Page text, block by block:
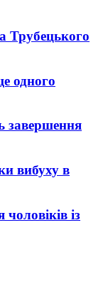
Трубецького
одного
завершення
вибуху в
із